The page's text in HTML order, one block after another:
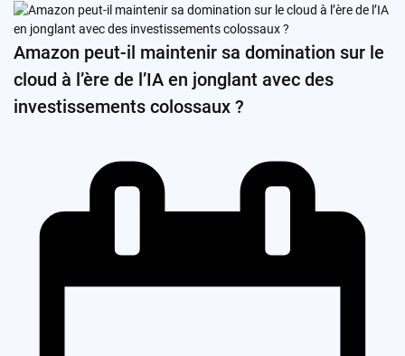
Amazon peut-il maintenir sa domination sur le
cloud à l’ère de l’IA en jonglant avec des
investissements colossaux ?